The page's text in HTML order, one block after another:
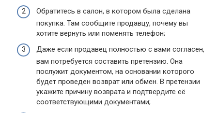
Обратитесь в салон, в котором была сделана
покупка. Там сообщите продавцу, почему вы
хотите вернуть или поменять телефон;
Даже если продавец полностью с вами согласен,
вам потребуется составить претензию. Она
послужит документом, на основании которого
будет проведен возврат или обмен. В претензии
укажите причину возврата и подтвердите её
соответствующими документами;